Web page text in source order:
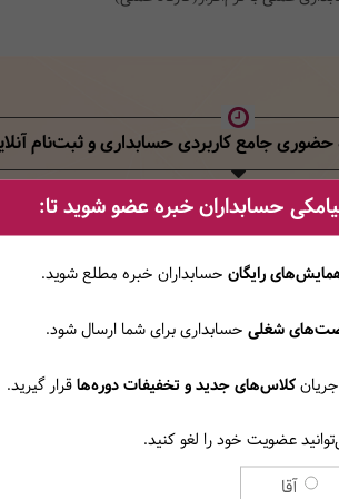
حضوری جامع کاربردی حسابداریو ثبت‌نام
اطلاعات شخصی‌تان‌ را کامل و صحیح
تکمیل کنید.
3
ساعت تاریخ شروع
17:30~ 20:30 استاد علیرضا
استاد علیرضا
09:00~ 13:00
1405/05/29 استاد علیرضا
حسابداران خبره عضو شوید تا:
رایگان حسابداران خبره مطلع ‎شوید.
شغلی حسابداری برای شما ارسال شود.
کلاس‌های جدید و تخفیفات دوره‌هاقرار گیرید.
عضویت خود را لغو کنید.
آقا